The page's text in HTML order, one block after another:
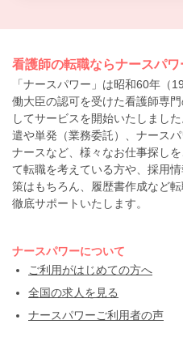
看護師の転職ならナースパワ
「ナースパワー」は昭和60年（
働大臣の認可を受けた看護師専
してサービスを開始いたしまし
遣や単発（業務委託）、ナース
ナースなど、様々なお仕事探し
て転職を考えている方や、採用
策はもちろん、履歴書作成など
徹底サポートいたします。
ナースパワーについて
ご利用がはじめての方へ
全国の求人を見る
ナースパワーご利用者の声